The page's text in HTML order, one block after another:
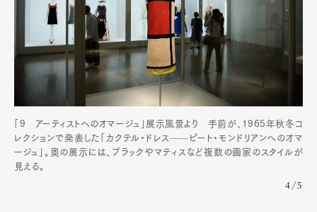
「9 アーティストへのオマージュ」展示風景より 手前が、1965年秋冬コ
レクションで発表した「カクテル・ドレス——ピート・モンドリアンへのオマ
ージュ」。奥の展示には、ブラックやマティスなど複数の画家のスタイルが
見える。
4/5